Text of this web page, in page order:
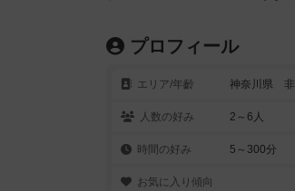
プロフィール
エリア/年齡 神奈川県
人数の好み 2～6人
時間の好み 5～300分
お気に入り傾向